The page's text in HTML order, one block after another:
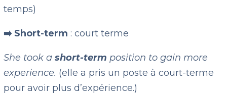
temps)
➡️ Short-term : court terme
She took ashort-term position to gain more
experience. (elle a pris un poste à court-terme
pour avoir plus d’expérience.)